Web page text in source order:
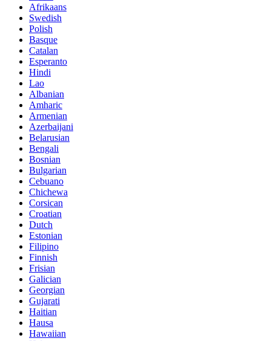
Afrikaans
Swedish
Polish
Basque
Catalan
Esperanto
Hindi
Lao
Albanian
Amharic
Armenian
Azerbaijani
Belarusian
Bengali
Bosnian
Bulgarian
Cebuano
Chichewa
Corsican
Croatian
Dutch
Estonian
Filipino
Finnish
Frisian
Galician
Georgian
Gujarati
Haitian
Hausa
Hawaiian